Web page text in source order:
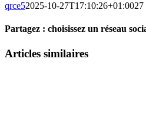
qrce52025-10-27T17:10:26+01:0027
Partagez : choisissez un réseau
Facebook
X
Reddit
LinkedIn
WhatsApp
Pinterest
Email
Articles similaires